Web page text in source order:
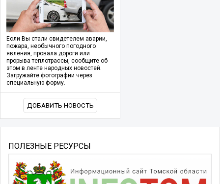
Если Вы стали свидетелем аварии,
пожара, необычного погодного
явления, провала дороги или
прорыва теплотрассы, сообщите об
этом в ленте народных новостей.
Загружайте фотографии через
специальную форму.
ДОБАВИТЬ НОВОСТЬ
ПОЛЕЗНЫЕ РЕСУРСЫ